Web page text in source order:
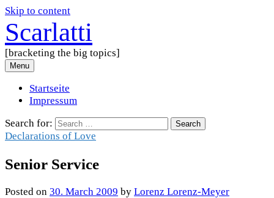
Skip to content
Scarlatti
[bracketing the big topics]
Menu
Startseite
Impressum
Search for:
Declarations of Love
Senior Service
Posted on 30. March 2009 by Lorenz Lorenz-Meyer